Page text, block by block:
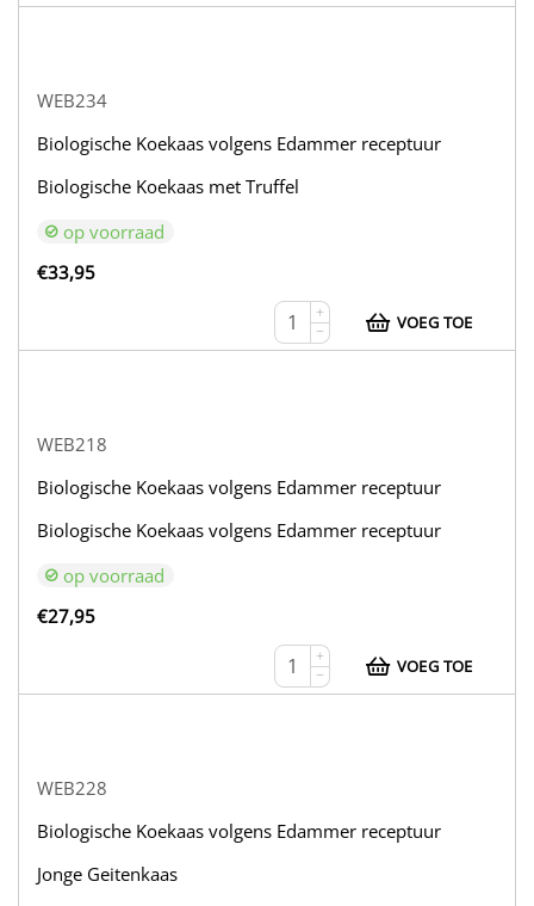
WEB234
Biologische Koekaas volgens Edammer receptuur
Biologische Koekaas met Truffel
op voorraad
€33,95
+
−
VOEG TOE
WEB218
Biologische Koekaas volgens Edammer receptuur
Biologische Koekaas volgens Edammer receptuur
op voorraad
€27,95
+
−
VOEG TOE
WEB228
Biologische Koekaas volgens Edammer receptuur
Jonge Geitenkaas